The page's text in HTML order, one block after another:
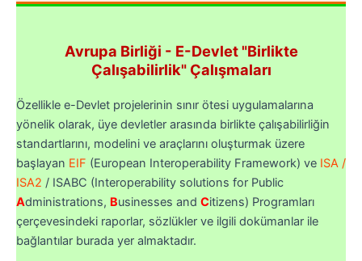
Avrupa Birliği - E-Devlet "Birlikte
Çalışabilirlik" Çalışmaları
Özellikle e-Devlet projelerinin sınır ötesi uygulamalarına
yönelik olarak, üye devletler arasında birlikte çalışabilirliğin
standartlarını, modelini ve araçlarını oluşturmak üzere
başlayan EIF (European Interoperability Framework) ve ISA /
ISA2 / ISABC (Interoperability solutions for Public
Administrations, Businesses and Citizens) Programları
çerçevesindeki raporlar, sözlükler ve ilgili dokümanlar ile
bağlantılar burada yer almaktadır.